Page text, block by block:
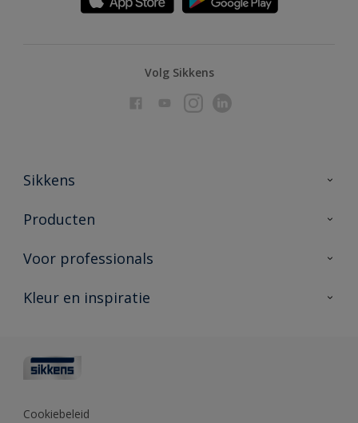
Volg Sikkens
Sikkens
Over Sikkens
Duurzaamheid
Producten
Producten voor binnen
Vind je verkooppunt
Voor professionals
Advies & service
Polyfilla Pro
Sikkens Center
Kleur en inspiratie
Kleurcollecties
Cookiebeleid